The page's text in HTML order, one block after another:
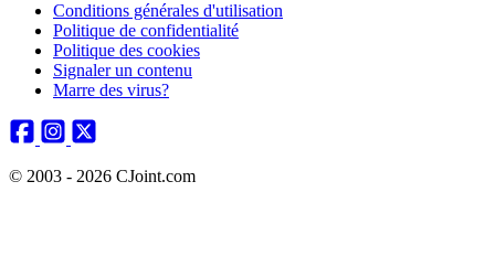
Conditions générales d'utilisation
Politique de confidentialité
Politique des cookies
Signaler un contenu
Marre des virus?
© 2003 - 2026 CJoint.com